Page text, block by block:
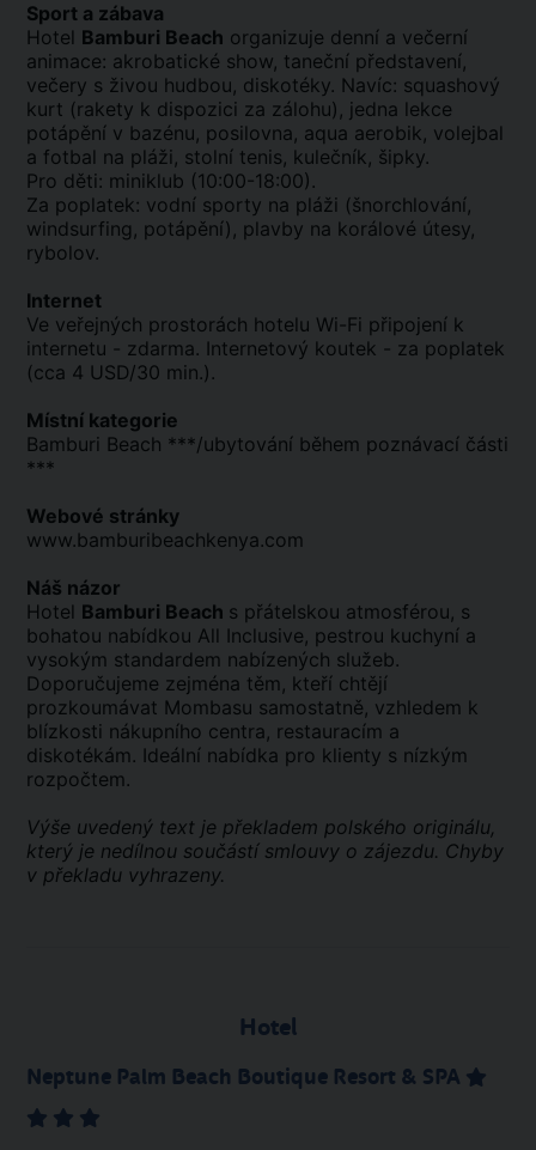
Sport a zábava
Hotel Bamburi Beach organizuje denní a večerní
animace: akrobatické show, taneční představení,
večery s živou hudbou, diskotéky. Navíc: squashový
kurt (rakety k dispozici za zálohu), jedna lekce
potápění v bazénu, posilovna, aqua aerobik, volejbal
a fotbal na pláži, stolní tenis, kulečník, šipky.
Pro děti: miniklub (10:00-18:00).
Za poplatek: vodní sporty na pláži (šnorchlování,
windsurfing, potápění), plavby na korálové útesy,
rybolov.
Internet
Ve veřejných prostorách hotelu Wi-Fi připojení k
internetu - zdarma. Internetový koutek - za poplatek
(cca 4 USD/30 min.).
Místní kategorie
Bamburi Beach ***/ubytování během poznávací části
***
Webové stránky
www.bamburibeachkenya.com
Náš názor
Hotel Bamburi Beach s přátelskou atmosférou, s
bohatou nabídkou All Inclusive, pestrou kuchyní a
vysokým standardem nabízených služeb.
Doporučujeme zejména těm, kteří chtějí
prozkoumávat Mombasu samostatně, vzhledem k
blízkosti nákupního centra, restauracím a
diskotékám. Ideální nabídka pro klienty s nízkým
rozpočtem.
Výše uvedený text je překladem polského originálu,
který je nedílnou součástí smlouvy o zájezdu. Chyby
v překladu vyhrazeny.
Hotel
Neptune Palm Beach Boutique Resort & SPA